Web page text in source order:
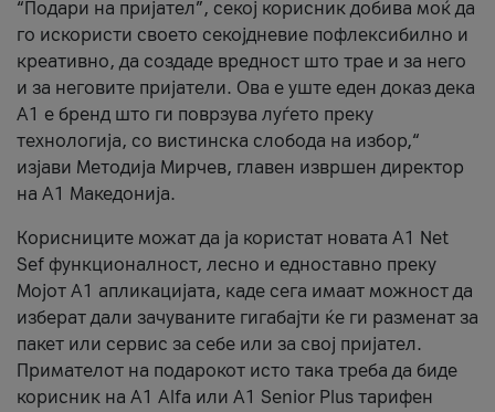
“Подари на пријател”, секој корисник добива моќ да
го искористи своето секојдневие пофлексибилно и
креативно, да создаде вредност што трае и за него
и за неговите пријатели. Ова е уште еден доказ дека
А1 е бренд што ги поврзува луѓето преку
технологија, со вистинска слобода на избор,“
изјави Методија Мирчев, главен извршен директор
на А1 Македонија.
Корисниците можат да ја користат новата А1 Net
Sef функционалност, лесно и едноставно преку
Мојот А1 апликацијата, каде сега имаат можност да
изберат дали зачуваните гигабајти ќе ги разменат за
пакет или сервис за себе или за свој пријател.
Примателот на подарокот исто така треба да биде
корисник на А1 Alfa или A1 Senior Plus тарифен